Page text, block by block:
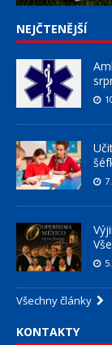
NEJČTENĚJŠÍ
Všechny články
KONTAKTY